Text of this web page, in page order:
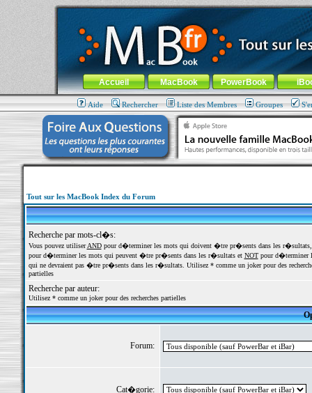
MacBook-fr.com : 100% Apple... 100% nomade !
Aller au contenu-Aller au menu général-Aller au menu de
Menu général
Accueil MacBook PowerBook
Aide Rechercher Liste des Membres Groupes
Tout sur les MacBook Index du Forum
Recherche par mots-cl�s:
Vous pouvez utiliserANDpour d�terminer les mots qui doivent �tre pr�sents dans les
pour d�terminer les mots qui peuvent �tre pr�sents dans les r�sultats et NOTpour d�terminer
qui ne devraient pas �tre pr�sents dans les r�sultats. Utilisez * comme un joker pour des
partielles
Recherche par auteur:
Utilisez * comme un joker pour des recherches partielles
Forum:
Cat�gorie: